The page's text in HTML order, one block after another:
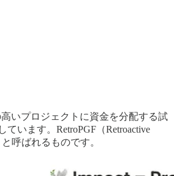
いプロジェクトに資金を分配する試
います。RetroPGF（Retroactive
呼ばれるものです。